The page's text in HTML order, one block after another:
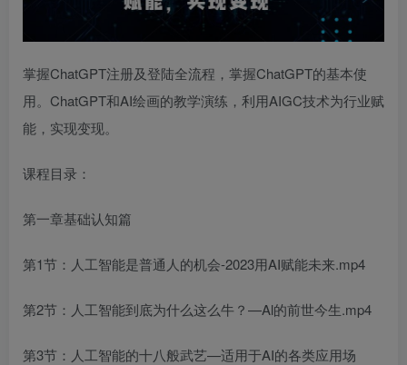
掌握ChatGPT注册及登陆全流程，掌握ChatGPT的基本使
用。ChatGPT和AI绘画的教学演练，利用AIGC技术为行业赋
能，实现变现。
课程目录：
第一章基础认知篇
第1节：人工智能是普通人的机会-2023用AI赋能未来.mp4
第2节：人工智能到底为什么这么牛？—Al的前世今生.mp4
第3节：人工智能的十八般武艺—适用于AI的各类应用场